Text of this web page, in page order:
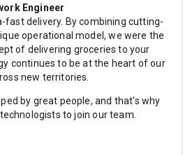
Engineer
fast delivery. By combining cutting-
operational model, we were the
of delivering groceries to your
continues to be at the heart of our
new territories.
by great people, and that's why
to join our team.